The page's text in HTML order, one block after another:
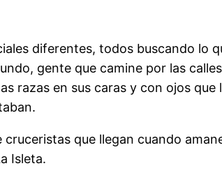
diferentes, todos buscando lo
gente que camine por las
razas en sus caras y con ojos
que llegan cuando
Isleta.